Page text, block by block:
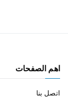
اهم الصفحات
اتصل بنا